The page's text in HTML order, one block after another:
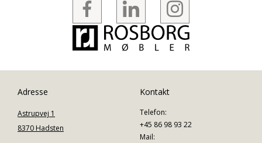
Adresse
Astrupvej 1
8370 Hadsten
Kontakt
Telefon:
+45 86 98 93 22
Mail: